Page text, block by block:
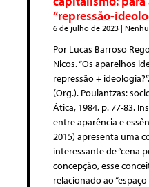
“repressão-
6 de julho de 2023
Por Lucas Barroso
Nicos. “Os aparelhos
repressão +
(Org.). Poulantzas:
Ática, 1984. p. 77-83.
entre aparência e
2015) apresenta uma
interessante de “cena
concepção, esse
relacionado ao